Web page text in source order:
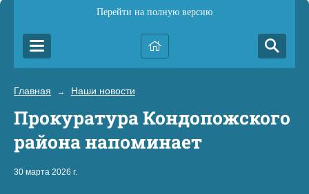
Перейти на полную версию
Главная → Наши новости
Прокуратура Кондопожского
района напоминает
30 марта 2026 г.